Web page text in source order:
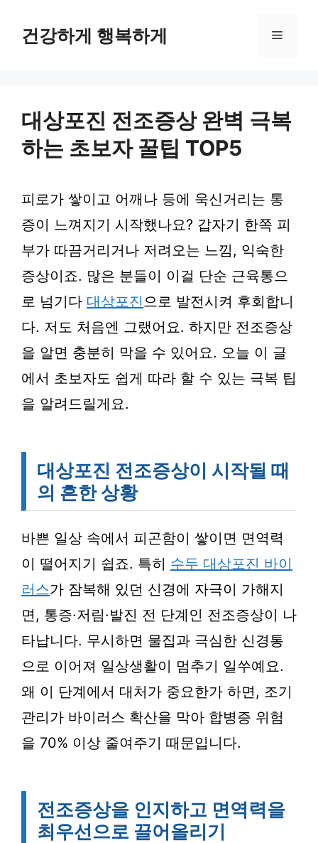
건강하게 행복하게 메
대상포진 전조증상 완벽 극복
하는 초보자 꿀팁 TOP5
피로가 쌓이고 어깨나 등에 욱신거리는 통
증이 느껴지기 시작했나요? 갑자기 한쪽 피
부가 따끔거리거나 저려오는 느낌, 익숙한
증상이죠. 많은 분들이 이걸 단순 근육통으
로 넘기다 대상포진으로 발전시켜 후회합니
다. 저도 처음엔 그랬어요. 하지만 전조증상
을 알면 충분히 막을 수 있어요. 오늘 이 글
에서 초보자도 쉽게 따라 할 수 있는 극복 팁
을 알려드릴게요.
대상포진 전조증상이 시작될 때
의 흔한 상황
바쁜 일상 속에서 피곤함이 쌓이면 면역력
이 떨어지기 쉽죠. 특히 수두 대상포진 바이
러스가 잠복해 있던 신경에 자극이 가해지
면, 통증·저림·발진 전 단계인 전조증상이 나
타납니다. 무시하면 물집과 극심한 신경통
으로 이어져 일상생활이 멈추기 일쑤예요.
왜 이 단계에서 대처가 중요한가 하면, 조기
관리가 바이러스 확산을 막아 합병증 위험
을 70% 이상 줄여주기 때문입니다.
전조증상을 인지하고 면역력을
최우선으로 끌어올리기